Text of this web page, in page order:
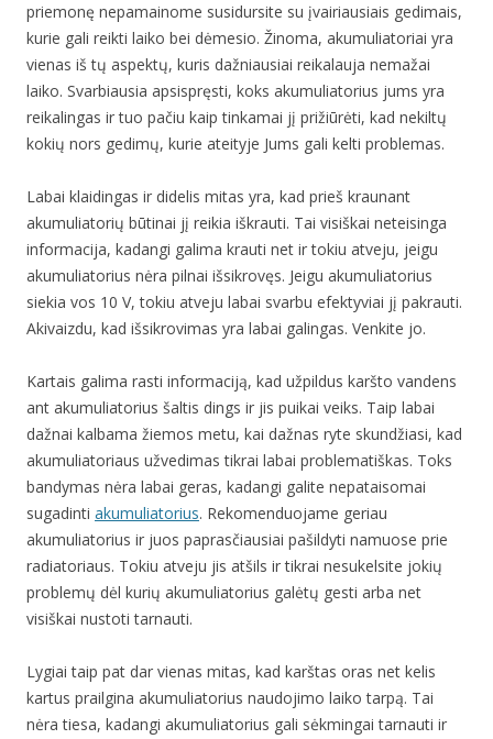
priemonę nepamainome susidursite su įvairiausiais gedimais,
kurie gali reikti laiko bei dėmesio. Žinoma, akumuliatoriai yra
vienas iš tų aspektų, kuris dažniausiai reikalauja nemažai
laiko. Svarbiausia apsispręsti, koks akumuliatorius jums yra
reikalingas ir tuo pačiu kaip tinkamai jį prižiūrėti, kad nekiltų
kokių nors gedimų, kurie ateityje Jums gali kelti problemas.
Labai klaidingas ir didelis mitas yra, kad prieš kraunant
akumuliatorių būtinai jį reikia iškrauti. Tai visiškai neteisinga
informacija, kadangi galima krauti net ir tokiu atveju, jeigu
akumuliatorius nėra pilnai išsikrovęs. Jeigu akumuliatorius
siekia vos 10 V, tokiu atveju labai svarbu efektyviai jį pakrauti.
Akivaizdu, kad išsikrovimas yra labai galingas. Venkite jo.
Kartais galima rasti informaciją, kad užpildus karšto vandens
ant akumuliatorius šaltis dings ir jis puikai veiks. Taip labai
dažnai kalbama žiemos metu, kai dažnas ryte skundžiasi, kad
akumuliatoriaus užvedimas tikrai labai problematiškas. Toks
bandymas nėra labai geras, kadangi galite nepataisomai
sugadinti akumuliatorius. Rekomenduojame geriau
akumuliatorius ir juos paprasčiausiai pašildyti namuose prie
radiatoriaus. Tokiu atveju jis atšils ir tikrai nesukelsite jokių
problemų dėl kurių akumuliatorius galėtų gesti arba net
visiškai nustoti tarnauti.
Lygiai taip pat dar vienas mitas, kad karštas oras net kelis
kartus prailgina akumuliatorius naudojimo laiko tarpą. Tai
nėra tiesa, kadangi akumuliatorius gali sėkmingai tarnauti ir